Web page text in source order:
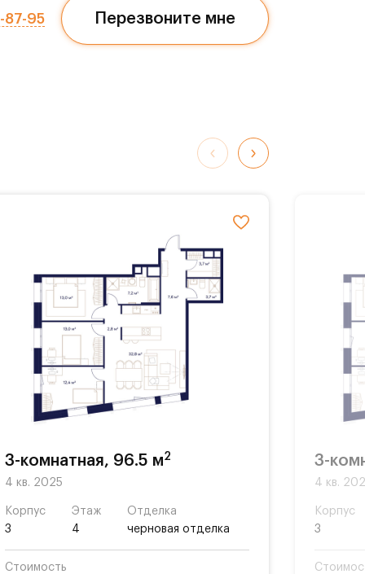
87-95 Перезвоните мне
3-комнатная, 96.5 м2
4 кв. 2025
Корпус
3
Этаж
4
Отделка
черновая отделка
Стоимость
3-
4 кв.
Корпус
3